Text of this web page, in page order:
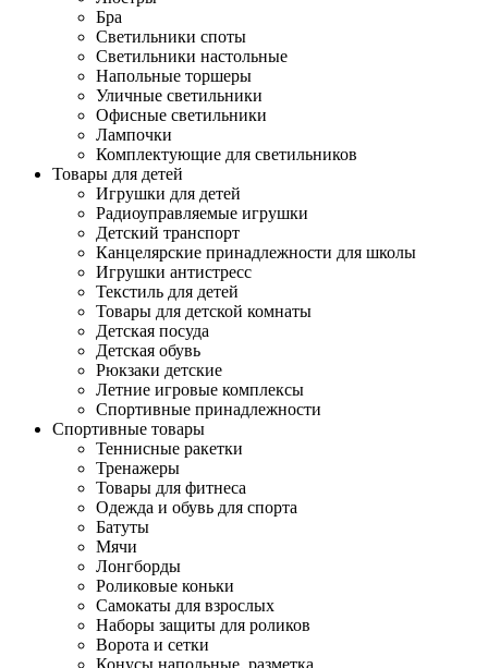
Бра
Светильники споты
Светильники настольные
Напольные торшеры
Уличные светильники
Офисные светильники
Лампочки
Комплектующие для светильников
Товары для детей
Игрушки для детей
Радиоуправляемые игрушки
Детский транспорт
Канцелярские принадлежности для школы
Игрушки антистресс
Текстиль для детей
Товары для детской комнаты
Детская посуда
Детская обувь
Рюкзаки детские
Летние игровые комплексы
Спортивные принадлежности
Спортивные товары
Теннисные ракетки
Тренажеры
Товары для фитнеса
Одежда и обувь для спорта
Батуты
Мячи
Лонгборды
Роликовые коньки
Самокаты для взрослых
Наборы защиты для роликов
Ворота и сетки
Конусы напольные, разметка